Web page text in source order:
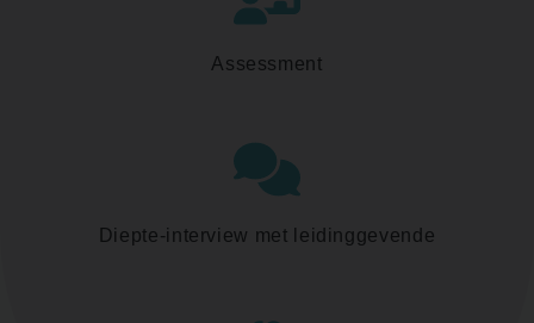
Assessment
Diepte-interview met leidinggevende